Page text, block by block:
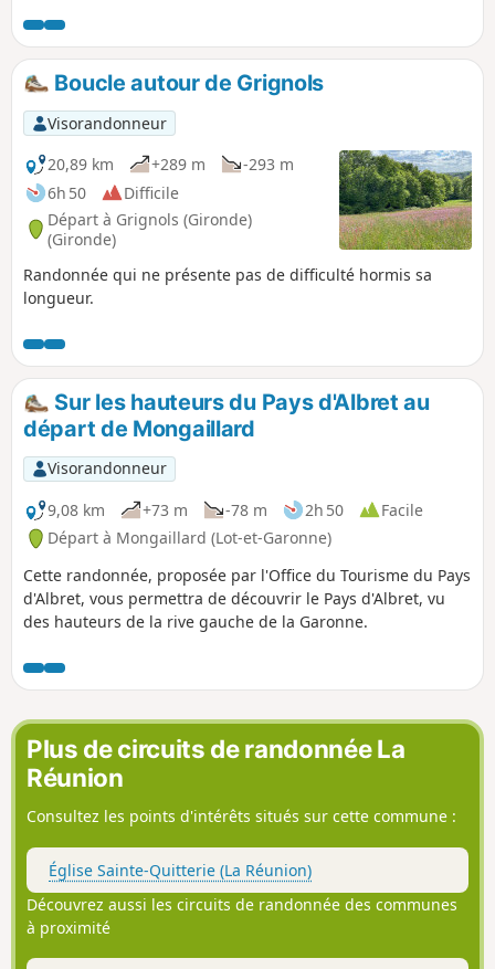
Boucle autour de Grignols
Visorandonneur
20,89 km
+289 m
-293 m
6h 50
Difficile
Départ à Grignols (Gironde)
(Gironde)
Randonnée qui ne présente pas de difficulté hormis sa
longueur.
Sur les hauteurs du Pays d'Albret au
départ de Mongaillard
Visorandonneur
9,08 km
+73 m -78 m 2h 50
Facile
Départ à Mongaillard (Lot-et-Garonne)
Cette randonnée, proposée par l'Office du Tourisme du Pays
d'Albret, vous permettra de découvrir le Pays d'Albret, vu
des hauteurs de la rive gauche de la Garonne.
Plus de circuits de randonnée La
Réunion
Consultez les points d'intérêts situés sur cette commune :
Église Sainte-Quitterie (La Réunion)
Découvrez aussi les circuits de randonnée des communes
à proximité